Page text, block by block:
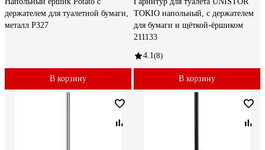
держателем для туалетной бумаги,
металл P327
В корзину
TOKIO напольный, с держателем
для бумаги и щёткой-ёршиком
211133
4.1 (8)
В корзину